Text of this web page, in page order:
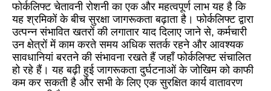
फोर्कलिफ्ट चेतावनी रोशनी का एक और महत्वपूर्ण लाभ यह है कि
यह श्रमिकों के बीच सुरक्षा जागरूकता बढ़ाता है। फोर्कलिफ्ट द्वारा
उत्पन्न संभावित खतरों की लगातार याद दिलाए जाने से, कर्मचारी
उन क्षेत्रों में काम करते समय अधिक सतर्क रहने और आवश्यक
सावधानियां बरतने की संभावना रखते हैं जहाँ फोर्कलिफ्ट संचालित
हो रहे हैं। यह बढ़ी हुई जागरूकता दुर्घटनाओं के जोखिम को काफी
कम कर सकती है और सभी के लिए एक सुरक्षित कार्य वातावरण